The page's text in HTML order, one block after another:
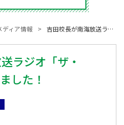
ディア情報 吉田校長が南海放送ラジオ「ザ・VOICE」に出演しました！
ラジオ「ザ・
した！